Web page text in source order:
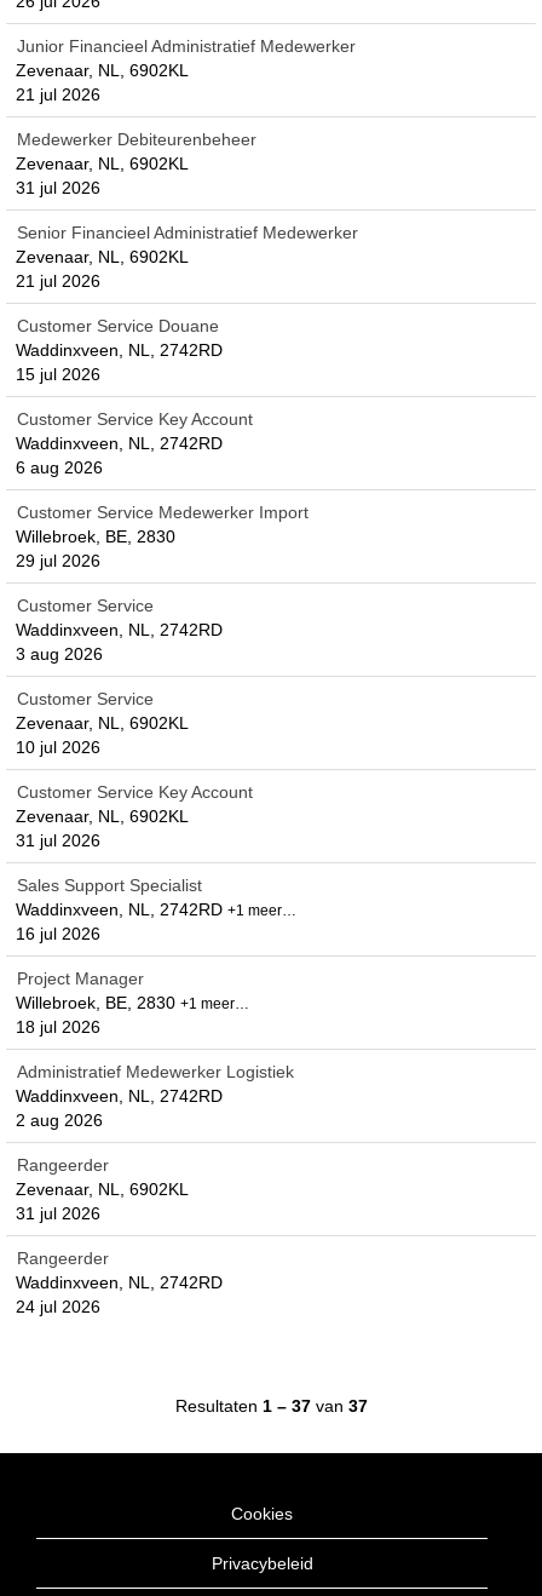
Junior Financieel Administratief Medewerker
Zevenaar, NL, 6902KL
21 jul 2026
Medewerker Debiteurenbeheer
Zevenaar, NL, 6902KL
31 jul 2026
Senior Financieel Administratief Medewerker
Zevenaar, NL, 6902KL
21 jul 2026
Customer Service Douane
Waddinxveen, NL, 2742RD
15 jul 2026
Customer Service Key Account
Waddinxveen, NL, 2742RD
6 aug 2026
Customer Service Medewerker Import
Willebroek, BE, 2830
29 jul 2026
Customer Service
Waddinxveen, NL, 2742RD
3 aug 2026
Customer Service
Zevenaar, NL, 6902KL
10 jul 2026
Customer Service Key Account
Zevenaar, NL, 6902KL
31 jul 2026
Sales Support Specialist
Waddinxveen, NL, 2742RD +1 meer…
16 jul 2026
Project Manager
Willebroek, BE, 2830 +1 meer…
18 jul 2026
Administratief Medewerker Logistiek
Waddinxveen, NL, 2742RD
2 aug 2026
Rangeerder
Zevenaar, NL, 6902KL
31 jul 2026
Rangeerder
Waddinxveen, NL, 2742RD
24 jul 2026
Resultaten 1 – 37van 37
Cookies
Privacybeleid